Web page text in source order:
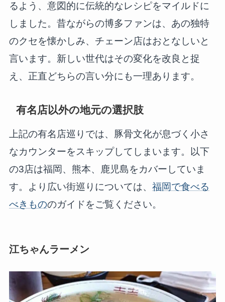
るよう、意図的に伝統的なレシピをマイルドに
しました。昔ながらの博多ファンは、あの独特
のクセを懐かしみ、チェーン店はおとなしいと
言います。新しい世代はその変化を改良と捉
え、正直どちらの言い分にも一理あります。
有名店以外の地元の選択肢
上記の有名店巡りでは、豚骨文化が息づく小さ
なカウンターをスキップしてしまいます。以下
の3店は福岡、熊本、鹿児島をカバーしていま
す。より広い街巡りについては、 福岡で食べる
べきもののガイドをご覧ください。
江ちゃんラーメン